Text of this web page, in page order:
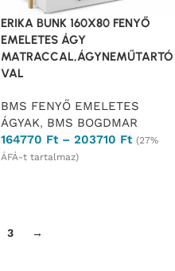
ERIKA BUNK 160X80 FENYŐ
EMELETES ÁGY
MATRACCAL,ÁGYNEMŰTARTÓ
VAL
BMS FENYŐ EMELETES
ÁGYAK, BMS BOGDMAR
164770 Ft – 203710 Ft (27%
ÁFÁ-t tartalmaz)
3 →